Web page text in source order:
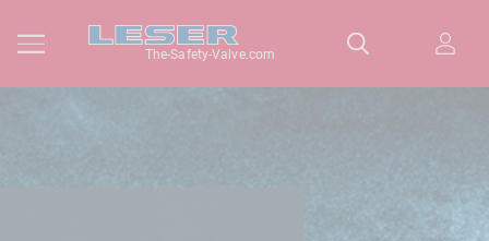
The-Safety-Valve.com